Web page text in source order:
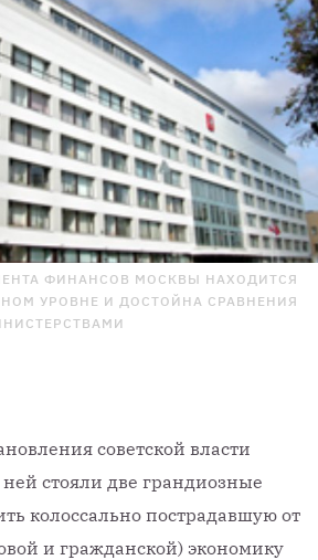
ФИНАНСОВ МОСКВЫ НАХОДИТСЯ
УРОВНЕ И ДОСТОЙНА СРАВНЕНИЯ
советской власти
стояли две грандиозные
колоссально пострадавшую от
и гражданской) экономику